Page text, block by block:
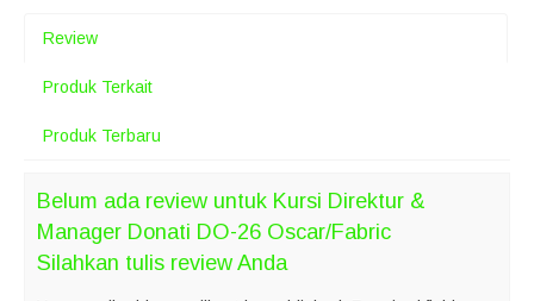
Review
Produk Terkait
Produk Terbaru
Belum ada review untuk Kursi Direktur &
Manager Donati DO-26 Oscar/Fabric
Silahkan tulis review Anda